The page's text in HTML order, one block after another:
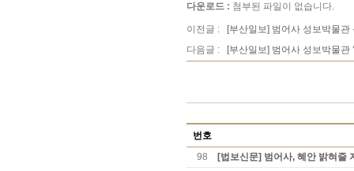
다운로드 : 첨부된 파일이 없습니다.
이전글 :
[부산일보] 범어사 성보박물
다음글 :
[부산일보] 범어사 성보박물관
번호
98
[법보신문] 범어사, 혜안 밝혀줄